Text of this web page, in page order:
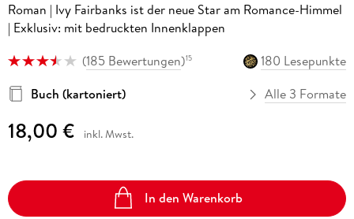
Roman | Ivy Fairbanks ist der neue Star am Romance-Himmel
| Exklusiv: mit bedruckten Innenklappen
(185 Bewertungen)15
180 Lesepunkte
Buch (kartoniert)
Alle 3 Formate
18,00 € inkl. Mwst.
In den Warenkorb